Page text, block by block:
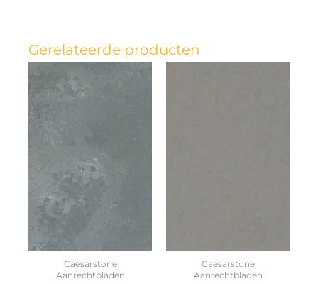
Gerelateerde producten
Caesarstone
Aanrechtbladen
Caesarstone
Aanrechtbladen